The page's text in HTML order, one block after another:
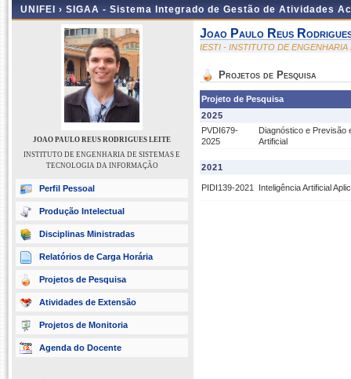
UNIFEI › SIGAA - Sistema Integrado de Gestão de Atividades
JOAO PAULO REUS RODRIGUES LEITE
INSTITUTO DE ENGENHARIA DE SISTEMAS E
TECNOLOGIA DA INFORMAÇÃO
Perfil Pessoal
Produção Intelectual
Disciplinas Ministradas
Relatórios de Carga Horária
Projetos de Pesquisa
Atividades de Extensão
Projetos de Monitoria
Agenda do Docente
Joao Paulo Reus
IESTI - INSTITUTO DE
Projetos de Pesquisa
Projeto de Pesquisa
2025
PVDI679-
2025
Diagnóstico e Previsão
Artificial
2021
PIDI139-2021 Inteligência Artificial